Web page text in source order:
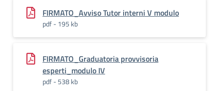
FIRMATO_Avviso Tutor interni V modulo
pdf - 195 kb
FIRMATO_Graduatoria provvisoria
esperti_modulo IV
pdf - 538 kb